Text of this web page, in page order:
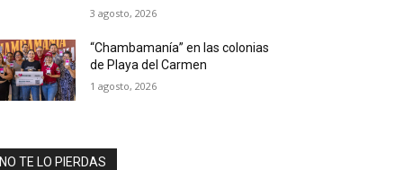
3 agosto, 2026
“Chambamanía” en las colonias
de Playa del Carmen
1 agosto, 2026
NO TE LO PIERDAS